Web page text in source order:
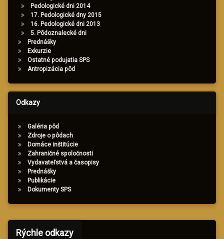
Pedologické dni 2014
17. Pedologické dny 2015
16. Pedologické dni 2013
5. Pôdoznalecké dni
Prednášky
Exkurzie
Ostatné podujatia SPS
Antropizácia pôd
Odkazy
Galéria pôd
Zdroje o pôdach
Domáce inštitúcie
Zahraničné spoločnosti
Vydavateľstvá a časopisy
Prednášky
Publikácie
Dokumenty SPS
Rýchle odkazy